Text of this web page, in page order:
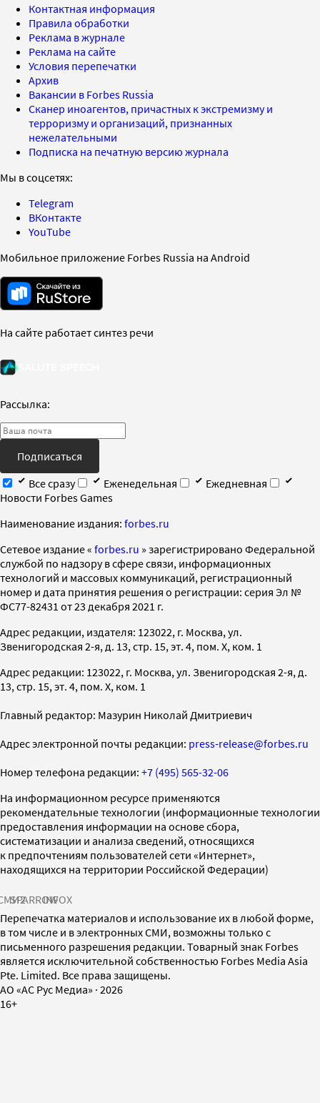
Контактная информация
Правила обработки
Реклама в журнале
Реклама на сайте
Условия перепечатки
Архив
Вакансии в Forbes Russia
Сканер иноагентов, причастных к экстремизму и
терроризму и организаций, признанных
нежелательными
Подписка на печатную версию журнала
Мы в соцсетях:
Telegram
ВКонтакте
YouTube
Мобильное приложение Forbes Russia на Android
На сайте работает синтез речи
Рассылка:
Подписаться
Все сразу
Еженедельная
Ежедневная
Новости Forbes Games
Наименование издания: forbes.ru
Cетевое издание « forbes.ru » зарегистрировано Федеральной
службой по надзору в сфере связи, информационных
технологий и массовых коммуникаций, регистрационный
номер и дата принятия решения о регистрации: серия Эл №
ФС77-82431 от 23 декабря 2021 г.
Адрес редакции, издателя: 123022, г. Москва, ул.
Звенигородская 2-я, д. 13, стр. 15, эт. 4, пом. X, ком. 1
Адрес редакции: 123022, г. Москва, ул. Звенигородская 2-я, д.
13, стр. 15, эт. 4, пом. X, ком. 1
Главный редактор: Мазурин Николай Дмитриевич
Адрес электронной почты редакции: press-release@forbes.ru
Номер телефона редакции: +7 (495) 565-32-06
На информационном ресурсе применяются
рекомендательные технологии (информационные технологии
предоставления информации на основе сбора,
систематизации и анализа сведений, относящихся
к предпочтениям пользователей сети «Интернет»,
находящихся на территории Российской Федерации)
SPARROWINFOX
Перепечатка материалов и использование их в любой форме,
в том числе и в электронных СМИ, возможны только с
письменного разрешения редакции. Товарный знак Forbes
является исключительной собственностью Forbes Media Asia
Pte. Limited. Все права защищены.
AO «АС Рус Медиа» · 2026
16+